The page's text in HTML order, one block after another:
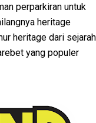
perparkiran untuk
heritage
heritage dari sejarah
yang populer